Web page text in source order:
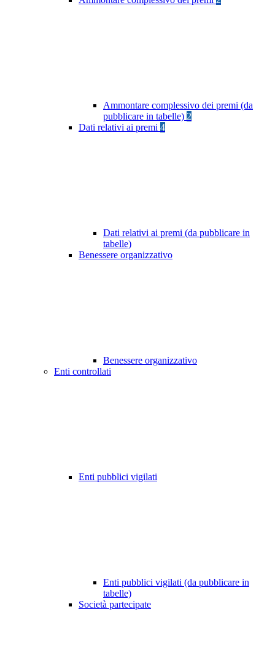
Ammontare complessivo dei premi (da
pubblicare in tabelle) 2
Dati relativi ai premi 4
Dati relativi ai premi (da pubblicare in
tabelle)
Benessere organizzativo
Benessere organizzativo
Enti controllati
Enti pubblici vigilati
Enti pubblici vigilati (da pubblicare in
tabelle)
Società partecipate